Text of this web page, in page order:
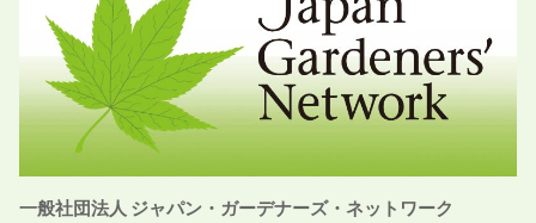
一般社団法人 ジャパン・ガーデナーズ・ネットワーク